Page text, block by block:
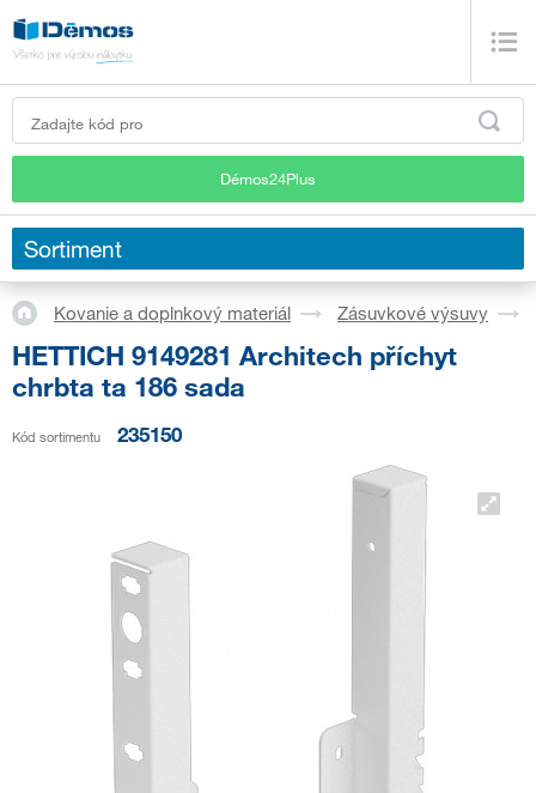
Démos24Plus
Sortiment
Kovanie a doplnkový materiál Zásuvkové výsuvy
HETTICH 9149281 Architech příchyt
chrbta ta 186 sada
Kód sortimentu 235150